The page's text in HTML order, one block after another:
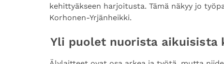
kehittyäkseen harjoitusta. Tämä näkyy jo
Korhonen-Yrjänheikki.
Yli puolet nuorista aikuisista